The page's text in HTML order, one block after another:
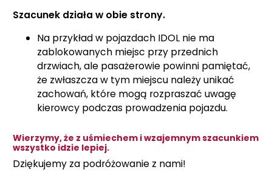
Szacunek działa w obie strony.
Na przykład w pojazdach IDOL nie ma
zablokowanych miejsc przy przednich
drzwiach, ale pasażerowie powinni pamiętać,
że zwłaszcza w tym miejscu należy unikać
zachowań, które mogą rozpraszać uwagę
kierowcy podczas prowadzenia pojazdu.
Wierzymy, że z uśmiechem i wzajemnym szacunkiem
wszystko idzie lepiej.
Dziękujemy za podróżowanie z nami!